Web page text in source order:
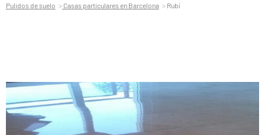
Pulidos de suelo Casas particulares en Barcelona Rubí